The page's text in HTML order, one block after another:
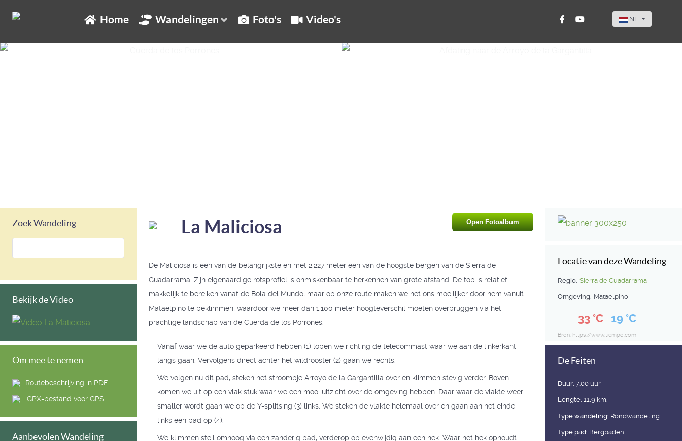
Home Wandelingen Foto's Video's Selecteer de taal
NL
Zoek Wandeling
Bekijk de Video
Om mee te nemen
Routebeschrijving in PDF
GPX-bestand voor GPS
Aanbevolen Wandeling
Open Fotoalbum
La Maliciosa
De Maliciosa is één van de belangrijkste en met 2.227 meter één van de hoogste bergen van de Sierra de
Guadarrama. Zijn eigenaardige rotsprofiel is onmiskenbaar te herkennen van grote afstand. De top is relatief
makkelijk te bereiken vanaf de Bola del Mundo, maar op onze route maken we het ons moeilijker door hem vanuit
Mataelpino te beklimmen, waardoor we meer dan 1.100 meter hoogteverschil moeten overbruggen via het
prachtige landschap van de Cuerda de los Porrones.
Vanaf waar we de auto geparkeerd hebben (1) lopen we richting de telecommast waar we aan de linkerkant
langs gaan. Vervolgens direct achter het wildrooster (2) gaan we rechts.
We volgen nu dit pad, steken het stroompje Arroyo de la Gargantilla over en klimmen stevig verder. Boven
komen we uit op een vlak stuk waar we een mooi uitzicht over de omgeving hebben. Daar waar de vlakte weer
smaller wordt gaan we op de Y-splitsing (3) links. We steken de vlakte helemaal over en gaan aan het einde
links een pad op (4).
We klimmen steil omhoog via een zanderig pad, verderop op evenwijdig aan een hek. Waar het hek ophoudt
Locatie van deze Wandeling
Regio: Sierra de Guadarrama
Omgeving: Mataelpino
33 °C 19 °C
Bron: https://www.tiempo.com
De Feiten
Duur: 7:00 uur
Lengte: 11,9 km.
Type wandeling: Rondwandeling
Type pad: Bergpaden